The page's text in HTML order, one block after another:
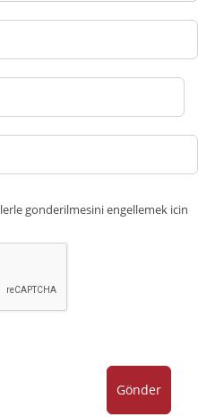
gonderilmesini engellemek icin
Gönder